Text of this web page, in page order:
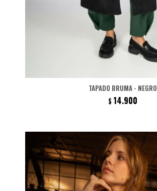
TAPADO BRUMA - NEGRO
$ 14.900